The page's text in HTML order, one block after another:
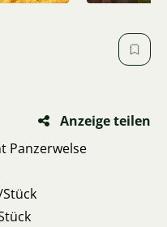
Anzeige teilen
Panzerwelse